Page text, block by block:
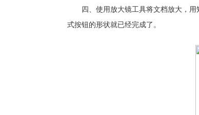
四、使用放大镜工具将文档放大，用
式按钮的形状就已经完成了。